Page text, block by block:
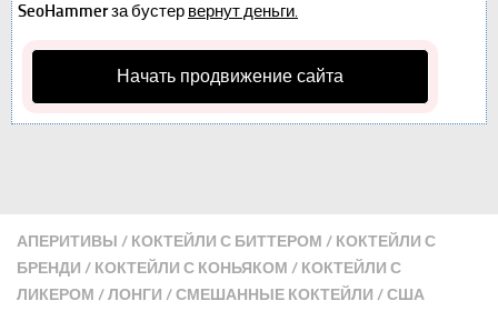
SeoHammerза бустер вернут деньги.
Начать продвижение сайта
АПЕРИТИВЫ / КОКТЕЙЛИ С БИТТЕРОМ / КОКТЕЙЛИ С
БРЕНДИ / КОКТЕЙЛИ С КОНЬЯКОМ / КОКТЕЙЛИ С
ЛИКЕРОМ /ЛОНГИ /СМЕШАННЫЕ КОКТЕЙЛИ /США